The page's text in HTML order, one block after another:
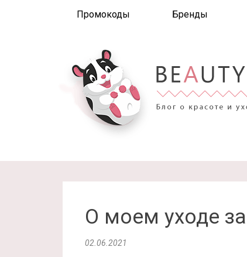
Промокоды Бренды
О моем уходе
02.06.2021